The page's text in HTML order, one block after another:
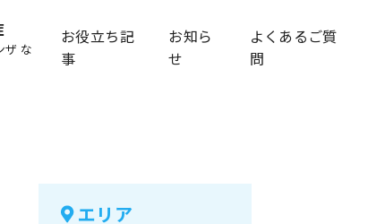
ザ な
お役立ち記
事
お知ら
せ
よくあるご質
問
エリア